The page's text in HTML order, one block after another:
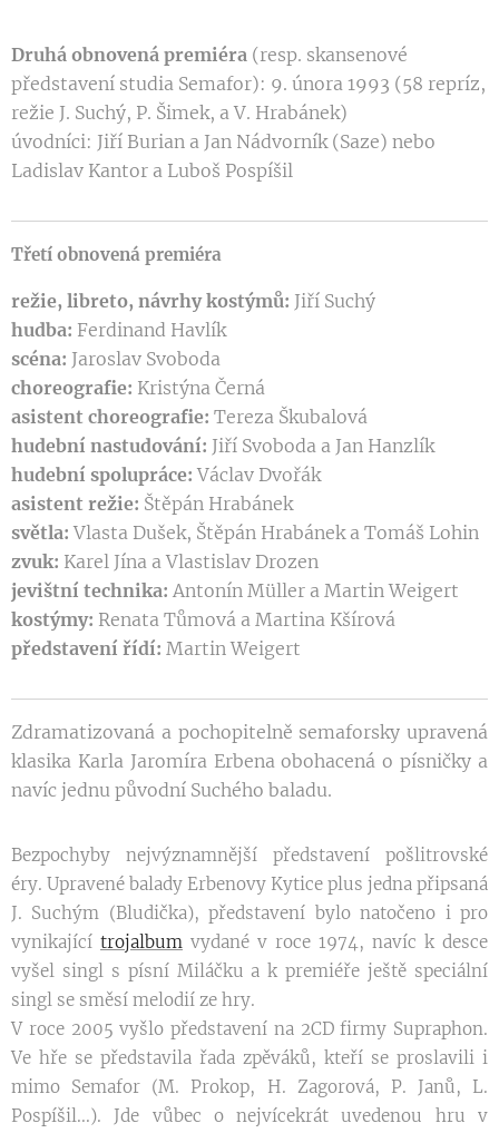
Druhá obnovená premiéra (resp. skansenové
představení studia Semafor): 9. února 1993 (58 repríz,
režie J. Suchý, P. Šimek, a V. Hrabánek)
úvodníci: Jiří Burian a Jan Nádvorník (Saze) nebo
Ladislav Kantor a Luboš Pospíšil
Třetí obnovená premiéra
režie, libreto, návrhy kostýmů: Jiří Suchý
hudba: Ferdinand Havlík
scéna: Jaroslav Svoboda
choreografie: Kristýna Černá
asistent choreografie: Tereza Škubalová
hudební nastudování: Jiří Svoboda a Jan Hanzlík
hudební spolupráce: Václav Dvořák
asistent režie: Štěpán Hrabánek
světla: Vlasta Dušek, Štěpán Hrabánek a Tomáš Lohin
zvuk: Karel Jína a Vlastislav Drozen
jevištní technika: Antonín Müller a Martin Weigert
kostýmy: Renata Tůmová a Martina Kšírová
představení řídí: Martin Weigert
Zdramatizovaná a pochopitelně semaforsky upravená
klasika Karla Jaromíra Erbena obohacená o písničky a
navíc jednu původní Suchého baladu.
Bezpochyby nejvýznamnější představení pošlitrovské
éry. Upravené balady Erbenovy Kytice plus jedna připsaná
J. Suchým (Bludička), představení bylo natočeno i pro
vynikající trojalbum vydané v roce 1974, navíc k desce
vyšel singl s písní Miláčku a k premiéře ještě speciální
singl se směsí melodií ze hry.
V roce 2005 vyšlo představení na 2CD firmy Supraphon.
Ve hře se představila řada zpěváků, kteří se proslavili i
mimo Semafor (M. Prokop, H. Zagorová, P. Janů, L.
Pospíšil...). Jde vůbec o nejvícekrát uvedenou hru v